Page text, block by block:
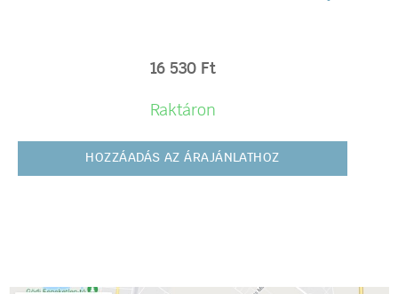
16 530 Ft
Raktáron
HOZZÁADÁS AZ ÁRAJÁNLATHOZ